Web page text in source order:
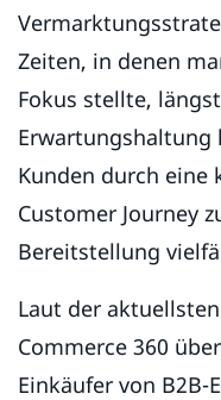
Zeiten, in denen
Fokus stellte,
Erwartungshaltung
Kunden durch eine
Customer Journey
Bereitstellung
Laut der
Commerce 360
Einkäufer von B2B-